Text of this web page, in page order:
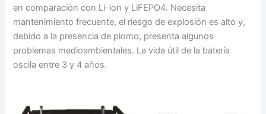
en comparación con Li-ion y LiFEPO4. Necesita
mantenimiento frecuente, el riesgo de explosión es alto y,
debido a la presencia de plomo, presenta algunos
problemas medioambientales. La vida útil de la batería
oscila entre 3 y 4 años.